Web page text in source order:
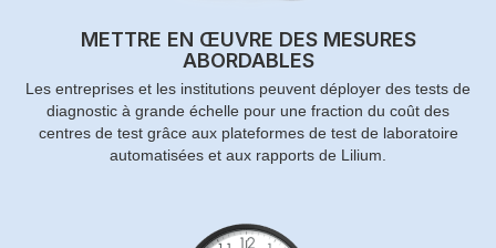
METTRE EN ŒUVRE DES MESURES
ABORDABLES
Les entreprises et les institutions peuvent déployer des tests de
diagnostic à grande échelle pour une fraction du coût des
centres de test grâce aux plateformes de test de laboratoire
automatisées et aux rapports de Lilium.